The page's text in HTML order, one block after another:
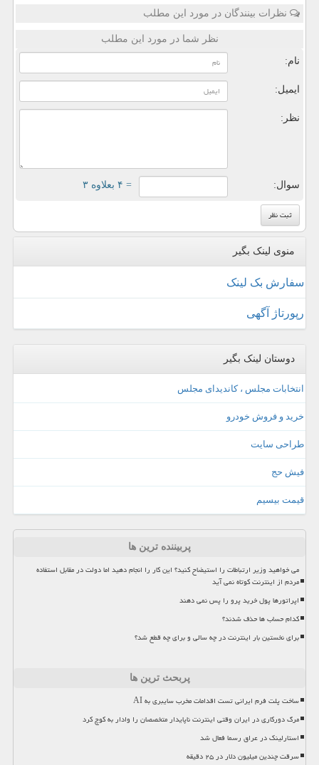
نظرات بینندگان در مورد این مطلب
نظر شما در مورد این مطلب
نام:
ایمیل:
نظر:
سوال: = ۴ بعلاوه ۳
منوی لینک بگیر
سفارش بک لینک
رپورتاژ آگهی
دوستان لینک بگیر
انتخابات مجلس ، کاندیدای مجلس
خرید و فروش خودرو
طراحی سایت
فیش حج
قیمت بیسیم
پربیننده ترین ها
می خواهید وزیر ارتباطات را استیضاح کنید؟ این کار را انجام دهید اما دولت در مقابل استفاده
مردم از اینترنت کوتاه نمی آید
اپراتورها پول خرید پرو را پس نمی دهند
کدام حساب ها حذف شدند؟
برای نخستین بار اینترنت در چه سالی و برای چه قطع شد؟
پربحث ترین ها
ساخت پلت فرم ایرانی تست اقدامات مخرب سایبری به AI
مرگ دورکاری در ایران وقتی اینترنت ناپایدار متخصصان را وادار به کوچ کرد
استارلینک در عراق رسما فعال شد
سرقت چندین میلیون دلار در ۲۵ دقیقه